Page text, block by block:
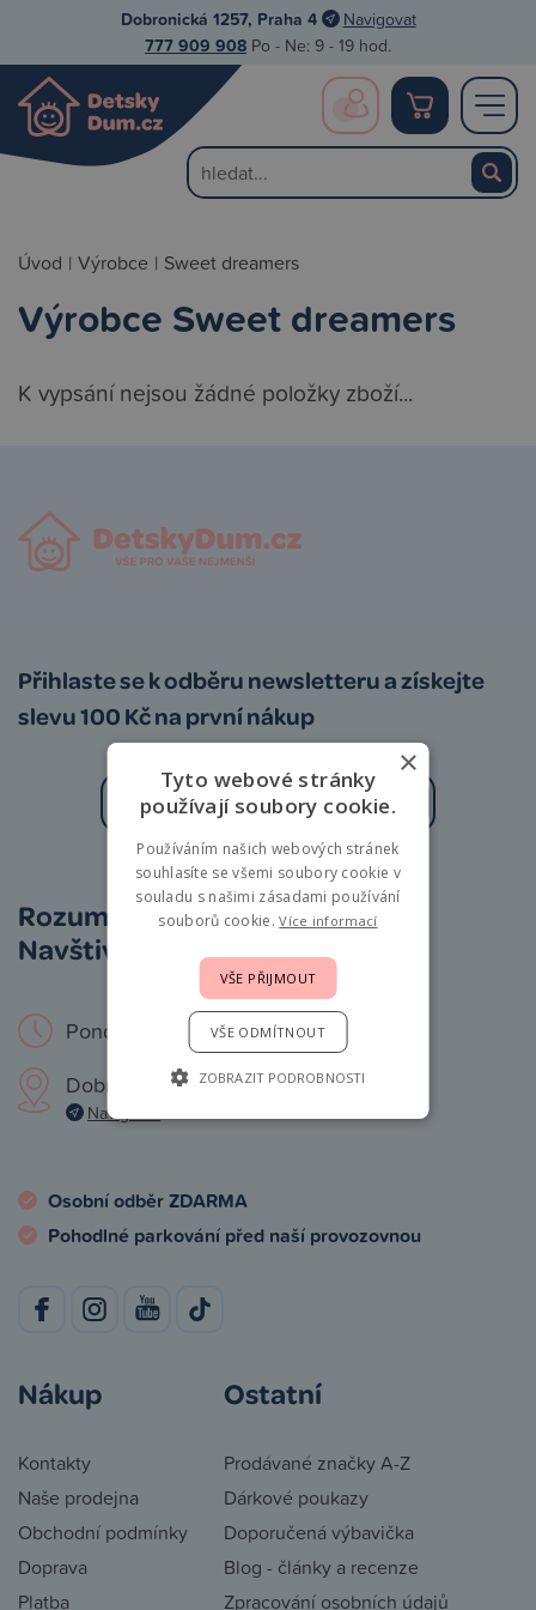
Dobronická 1257, Praha 4 Navigovat
777 909 908 Po - Ne: 9 - 19 hod.
Úvod | Výrobce | Sweet dreamers
Výrobce Sweet dreamers
K vypsání nejsou žádné položky zboží...
Přihlaste se k odběru newsletteru a získejte
slevu 100 Kč na první nákup
Zásady zpracování osobních údajů
Rozumíme vám i miminkům.
Navštivte nás osobně!
Pondělí – Neděle: 9 – 19 hod.
Dobronická 1257, Praha 4
Navigovat
Osobní odběr ZDARMA
Pohodlné parkování před naší provozovnou
Nákup
Kontakty
Naše prodejna
Obchodní podmínky
Doprava
Platba
Ostatní
Prodávané značky A-Z
Dárkové poukazy
Doporučená výbavička
Blog - články a recenze
Zpracování osobních údajů
×
Tyto webové stránky
používají soubory cookie.
Používáním našich webových stránek
souhlasíte se všemi soubory cookie v
souladu s našimi zásadami používání
souborů cookie.Více informací
VŠE PŘIJMOUT
VŠE ODMÍTNOUT
ZOBRAZIT PODROBNOSTI